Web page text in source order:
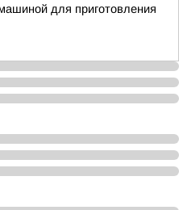
для приготовления